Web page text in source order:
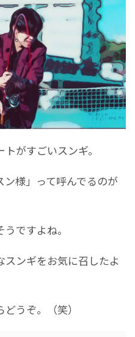
がすごいスンギ。
様」って呼んでるのが
ですよね。
ンギをお気に召したよ
うぞ。（笑）